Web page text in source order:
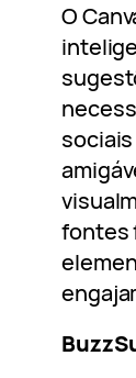
O
fontes